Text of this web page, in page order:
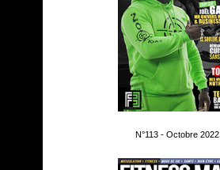
N°113 - Octobre 2022